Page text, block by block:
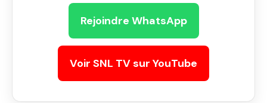
Rejoindre WhatsApp
Voir SNL TV sur YouTube